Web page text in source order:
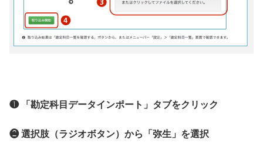
❶ 「勘定科目データインポート」タブをクリック
❷ 選択肢（ラジオボタン）から「弥生」を選択